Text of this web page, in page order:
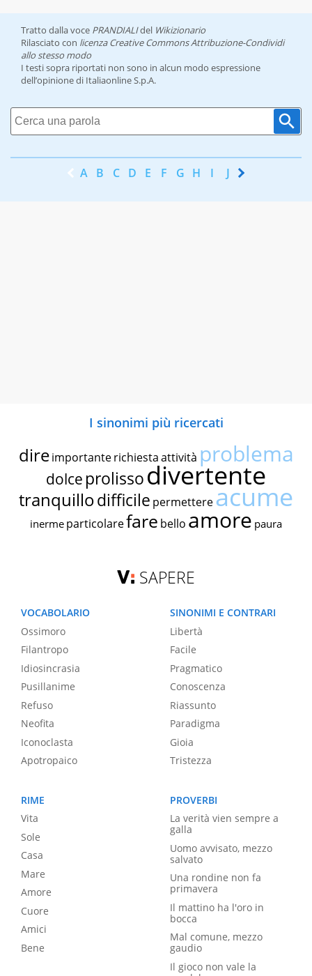
Tratto dalla voce PRANDIALIdel Wikizionario
Rilasciato con licenza Creative Commons Attribuzione-Condividi
allo stesso modo
I testi sopra riportati non sono in alcun modo espressione
dell’opinione di Italiaonline S.p.A.
A B C D E F G H I J K
I sinonimi più ricercati
dire importante richiestaattività problema
dolce prolissodivertente
tranquillodifficile permettereacume
inerme particolarefare bello amore paura
SAPERE
VOCABOLARIO
Ossimoro
Filantropo
Idiosincrasia
Pusillanime
Refuso
Neofita
Iconoclasta
Apotropaico
SINONIMI E CONTRARI
Libertà
Facile
Pragmatico
Conoscenza
Riassunto
Paradigma
Gioia
Tristezza
RIME
Vita
Sole
Casa
Mare
Amore
Cuore
Amici
Bene
PROVERBI
La verità vien sempre a
galla
Uomo avvisato, mezzo
salvato
Una rondine non fa
primavera
Il mattino ha l'oro in
bocca
Mal comune, mezzo
gaudio
Il gioco non vale la